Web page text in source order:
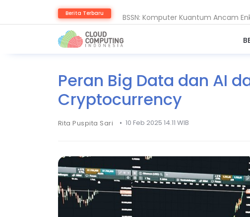
Berita Terbaru BSSN: Komputer Kuantum Ancam
Serangan Siber Terkoordinasi
Peran Big Data dan AI
Cryptocurrency
Rita Puspita Sari • 10 Feb 2025 14.11 WIB